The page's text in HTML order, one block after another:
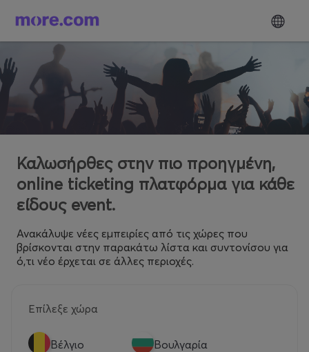
Καλωσήρθες στην πιο προηγμένη,
online ticketing πλατφόρμα για κάθε
είδους event.
Ανακάλυψε νέες εμπειρίες από τις χώρες που
βρίσκονται στην παρακάτω λίστα και συντονίσου για
ό,τι νέο έρχεται σε άλλες περιοχές.
Επίλεξε χώρα
Βέλγιο Βουλγαρία